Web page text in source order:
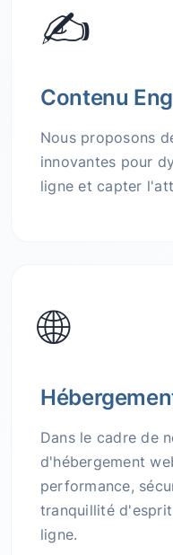
✍️
Contenu
Nous proposons
innovantes pour
ligne et capter
🌐
Dans le cadre de
d'hébergement
performance,
tranquillité
ligne.